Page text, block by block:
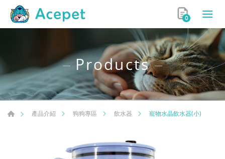
0
Products
產品介紹 狗狗專區 飲水器 寵物水晶飲水器(小)